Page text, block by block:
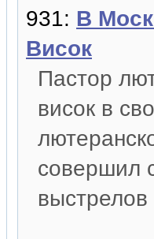
931: В
Висок
Пастор
висок в
совершил
выстрелов